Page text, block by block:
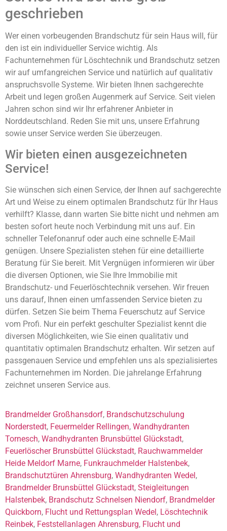
geschrieben
Wer einen vorbeugenden Brandschutz für sein Haus will, für
den ist ein individueller Service wichtig. Als
Fachunternehmen für Löschtechnik und Brandschutz setzen
wir auf umfangreichen Service und natürlich auf qualitativ
anspruchsvolle Systeme. Wir bieten Ihnen sachgerechte
Arbeit und legen großen Augenmerk auf Service. Seit vielen
Jahren schon sind wir Ihr erfahrener Anbieter in
Norddeutschland. Reden Sie mit uns, unsere Erfahrung
sowie unser Service werden Sie überzeugen.
Wir bieten einen ausgezeichneten
Service!
Sie wünschen sich einen Service, der Ihnen auf sachgerechte
Art und Weise zu einem optimalen Brandschutz für Ihr Haus
verhilft? Klasse, dann warten Sie bitte nicht und nehmen am
besten sofort heute noch Verbindung mit uns auf. Ein
schneller Telefonanruf oder auch eine schnelle E-Mail
genügen. Unsere Spezialisten stehen für eine detaillierte
Beratung für Sie bereit. Mit Vergnügen informieren wir über
die diversen Optionen, wie Sie Ihre Immobilie mit
Brandschutz- und Feuerlöschtechnik versehen. Wir freuen
uns darauf, Ihnen einen umfassenden Service bieten zu
dürfen. Setzen Sie beim Thema Feuerschutz auf Service
vom Profi. Nur ein perfekt geschulter Spezialist kennt die
diversen Möglichkeiten, wie Sie einen qualitativ und
quantitativ optimalen Brandschutz erhalten. Wir setzen auf
passgenauen Service und empfehlen uns als spezialisiertes
Fachunternehmen im Norden. Die jahrelange Erfahrung
zeichnet unseren Service aus.
Brandmelder Großhansdorf, Brandschutzschulung
Norderstedt, Feuermelder Rellingen, Wandhydranten
Tornesch, Wandhydranten Brunsbüttel Glückstadt,
Feuerlöscher Brunsbüttel Glückstadt, Rauchwarnmelder
Heide Meldorf Marne, Funkrauchmelder Halstenbek,
Brandschutztüren Ahrensburg, Wandhydranten Wedel,
Brandmelder Brunsbüttel Glückstadt, Steigleitungen
Halstenbek, Brandschutz Schnelsen Niendorf, Brandmelder
Quickborn, Flucht und Rettungsplan Wedel, Löschtechnik
Reinbek, Feststellanlagen Ahrensburg, Flucht und